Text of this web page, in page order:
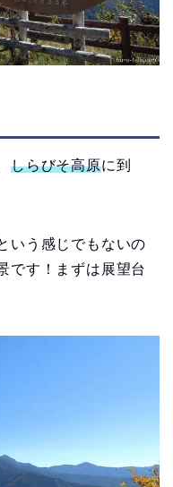
しらびそ高原に到
いう感じでもないの
です！まずは展望台